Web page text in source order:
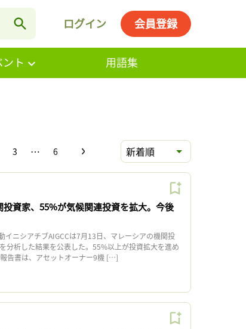
ログイン 会員登録
ト 用語集
3 … 6 新着順
投資家、55%が気候関連投資を拡大。今後
ニシアチブAIGCCは7月13日、マレーシアの機関投
分析した結果を公表した。55%以上が投資拡大を進め
告書は、アセットオーナー9機 […]